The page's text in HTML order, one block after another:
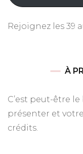
Rejoignez les 39
À
C’est peut-être
présenter et
crédits.